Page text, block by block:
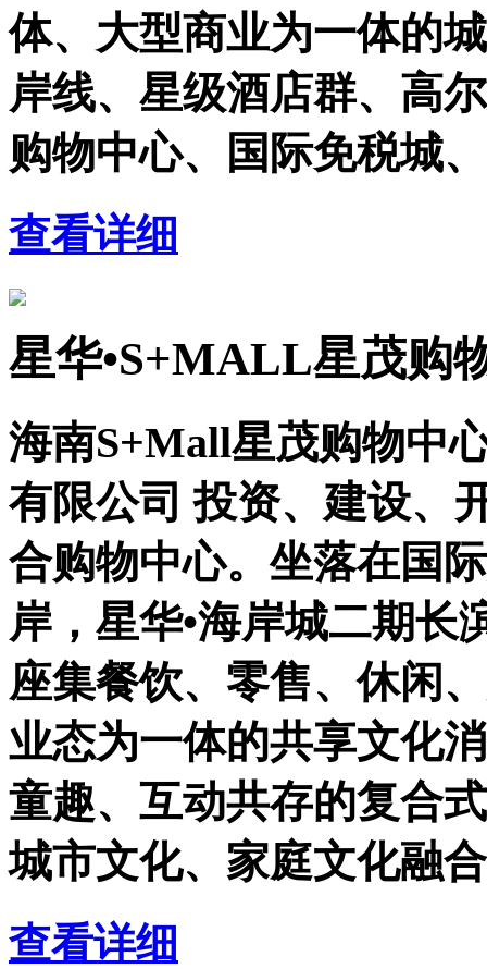
体、大型商业为一体的
岸线、星级酒店群、高
购物中心、国际免税城
查看详细
星华•S+MALL星茂购
海南S+Mall星茂购物中
有限公司 投资、建设、
合购物中心。坐落在国
岸，星华•海岸城二期长
座集餐饮、零售、休闲
业态为一体的共享文化
童趣、互动共存的复合
城市文化、家庭文化融
查看详细